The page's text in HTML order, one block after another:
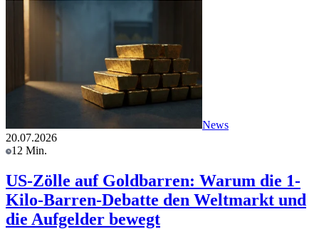
News
20.07.2026
12 Min.
US-Zölle auf Goldbarren: Warum die 1-
Kilo-Barren-Debatte den Weltmarkt und
die Aufgelder bewegt